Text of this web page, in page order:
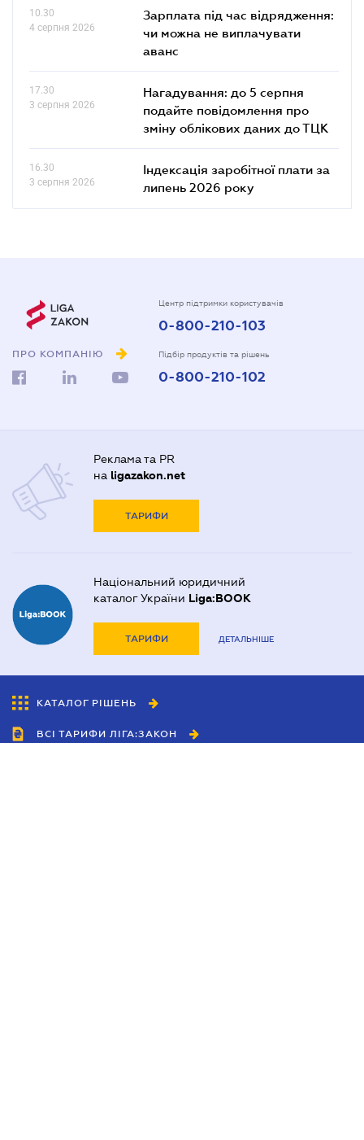
10.30
4 серпня 2026
Зарплата під час відрядження:
чи можна не виплачувати
аванс
17.30
3 серпня 2026
Нагадування: до 5 серпня
подайте повідомлення про
зміну облікових даних до ТЦК
16.30
3 серпня 2026
Індексація заробітної плати за
липень 2026 року
ПРО КОМПАНІЮ
Центр підтримки користувачів
0-800-210-103
Підбір продуктів та рішень
0-800-210-102
Реклама та PR
на ligazakon.net
ТАРИФИ
Національний юридичний
каталог України Liga:BOOK
ТАРИФИ ДЕТАЛЬНІШЕ
КАТАЛОГ РІШЕНЬ
ВСІ ТАРИФИ ЛІГА:ЗАКОН